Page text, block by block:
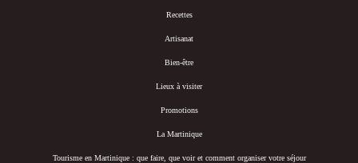
Recettes
Artisanat
Bien-être
Lieux à visiter
Promotions
La Martinique
Tourisme en Martinique : que faire, que voir et comment organiser votre séjour